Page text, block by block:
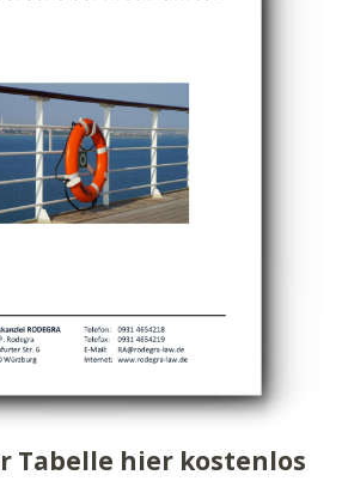
Tabelle hier kostenlos